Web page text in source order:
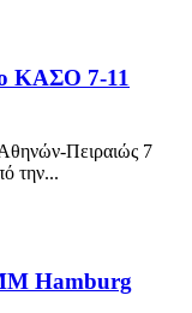
ΚΑΣΟ 7-11
Πειραιώς 7
την...
Hamburg